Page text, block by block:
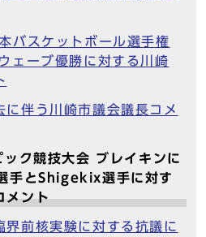
バスケットボール選手権
ェーブ優勝に対する川崎
に伴う川崎市議会議長コメ
ク競技大会 ブレイキンに
手とShigekix選手に対す
メント
界前核実験に対する抗議に